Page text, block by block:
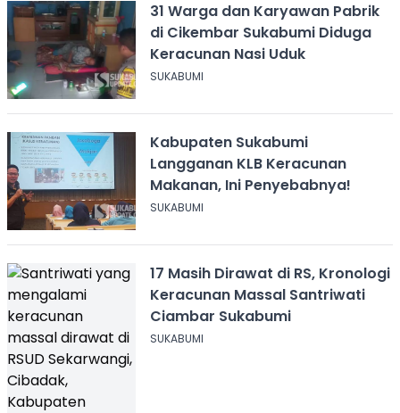
31 Warga dan Karyawan Pabrik
di Cikembar Sukabumi Diduga
Keracunan Nasi Uduk
SUKABUMI
Kabupaten Sukabumi
Langganan KLB Keracunan
Makanan, Ini Penyebabnya!
SUKABUMI
17 Masih Dirawat di RS, Kronologi
Keracunan Massal Santriwati
Ciambar Sukabumi
SUKABUMI